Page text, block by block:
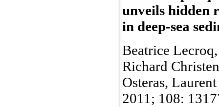
unveils hidden
in deep-sea
Beatrice
Richard
Osteras,
2011; 108: